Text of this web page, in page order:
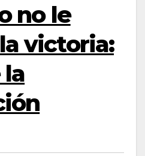
no le
victoria: